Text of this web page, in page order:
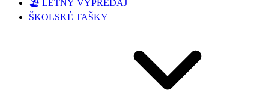
🏖️ LETNÝ VÝPREDAJ
ŠKOLSKÉ TAŠKY